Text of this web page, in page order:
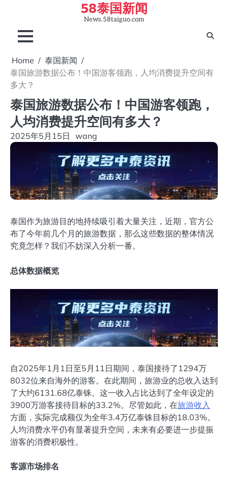
content
58泰国新闻
News.58taiguo.com
Home
泰国新闻
泰国旅游数据公布！中国游客领跑，人均消费提升空间有
多大？
泰国旅游数据公布！中国游客领跑，
人均消费提升空间有多大？
2025年5月15日 wang
泰国作为旅游目的地持续吸引着大量关注，近期，官方公
布了今年前几个月的旅游数据，那么这些数据的整体情况
究竟怎样？我们不妨深入分析一番。
总体数据概览
自2025年1月1日至5月11日期间，泰国接待了1294万
8032位来自海外的游客。在此期间，旅游业的总收入达到
了大约6131.68亿泰铢。这一收入占比达到了全年设定的
3900万游客接待目标的33.2%。尽管如此，在旅游收入
方面，实际完成额仅为全年3.4万亿泰铢目标的18.03%。
人均消费水平仍有显著提升空间，未来有必要进一步提振
游客的消费积极性。
客源市场排名